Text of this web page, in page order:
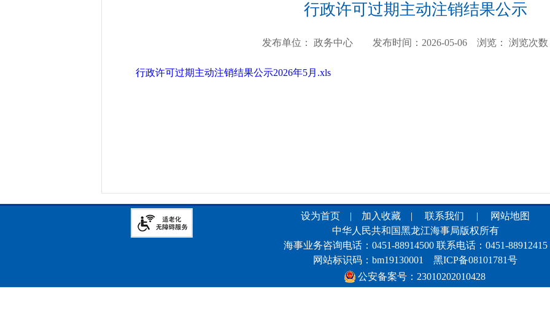
行政许可过期主动注销结果公示
发布单位： 政务中心 发布时间：2026-05-06 浏览： 浏览次数
行政许可过期主动注销结果公示2026年5月.xls
设为首页 | 加入收藏 |联系我们 | 网站地图
中华人民共和国黑龙江海事局版权所有
海事业务咨询电话：0451-88914500 联系电话：0451-88912415
网站标识码：bm19130001黑ICP备08101781号
公安备案号：23010202010428